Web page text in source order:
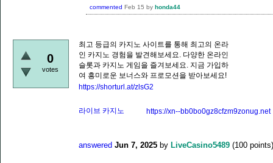
commented Feb 15 by honda44
0
votes
최고 등급의 카지노 사이트를 통해 최고의 온라
인 카지노 경험을 발견해보세요. 다양한 온라인
슬롯과 카지노 게임을 즐겨보세요. 지금 가입하
여 흥미로운 보너스와 프로모션을 받아보세요!
https://shorturl.at/zlsG2
라이브 카지노 https://xn--bb0bo0gz8cfzm9zonug.net
answered Jun 7, 2025 by LiveCasino5489 (100 points)